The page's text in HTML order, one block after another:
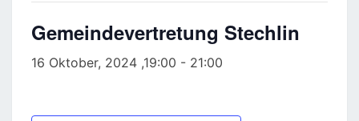
Gemeindevertretung Stechlin
16 Oktober, 2024 ,19:00 - 21:00